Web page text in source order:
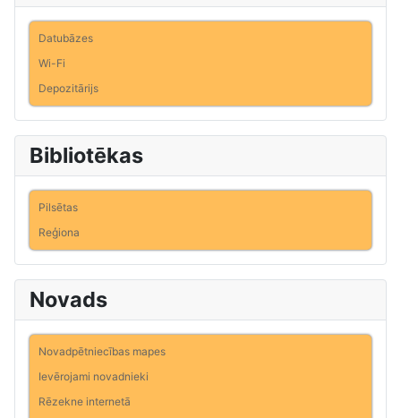
Datubāzes
Wi-Fi
Depozitārijs
Bibliotēkas
Pilsētas
Reģiona
Novads
Novadpētniecības mapes
Ievērojami novadnieki
Rēzekne internetā